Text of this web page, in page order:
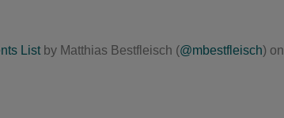
Listby Matthias Bestfleisch (@mbestfleisch) on